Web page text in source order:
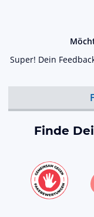
Super! Dein
Finde